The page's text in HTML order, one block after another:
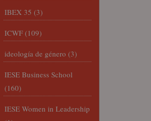
IBEX 35 (3)
ICWF (109)
ideología de género (3)
IESE Business School
(160)
IESE Women in Leadership